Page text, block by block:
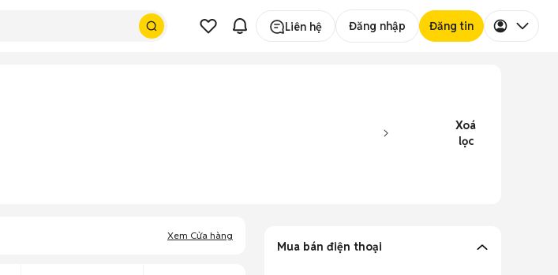
Liên hệ Đăng nhập Đăng tin
Xoá
lọc
Xem Cửa hàng
Mua bán điện thoại